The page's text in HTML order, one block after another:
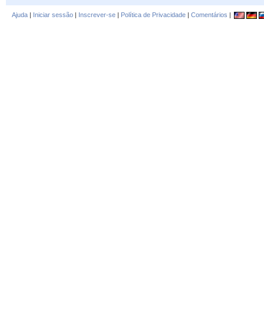
Ajuda | Iniciar sessão | Inscrever-se | Política de Privacidade | Comentários |